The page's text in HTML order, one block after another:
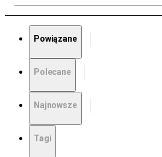
Powiązane
Polecane
Najnowsze
Tagi